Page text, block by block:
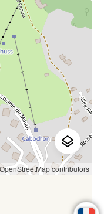
contributors